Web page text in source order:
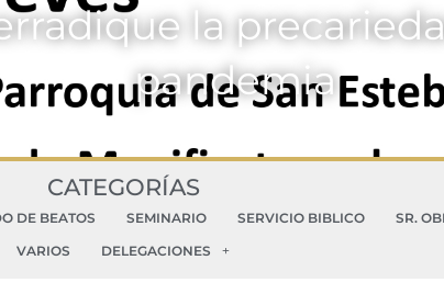
la
pandemia
CATEGORÍAS
DE BEATOS SEMINARIO SERVICIO BIBLICO SR.
VARIOS
DELEGACIONES